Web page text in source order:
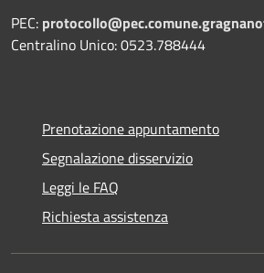
PEC:
Centralino Unico: 0523.788444
Prenotazione appuntamento
Segnalazione disservizio
Leggi le FAQ
Richiesta assistenza